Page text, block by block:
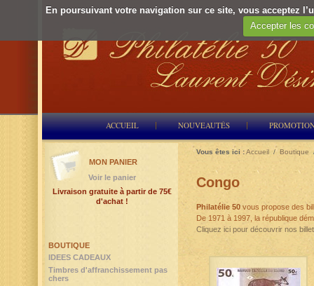
En poursuivant votre navigation sur ce site, vous acceptez
Accepter les
ACCUEIL NOUVEAUTÉS
Vous êtes ici :Accueil / Boutique
Congo
Philatélie 50 vous propose des
De 1971 à 1997, la république
Cliquez ici pour découvrir nos
BOUTIQUE
IDEES CADEAUX
Timbres d'affranchissement pas
chers
MON PANIER
Voir le panier
Livraison gratuite à partir de 75€
d'achat !